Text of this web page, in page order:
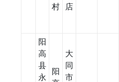
村
店
阳
高
县
永
阳
大
同
市